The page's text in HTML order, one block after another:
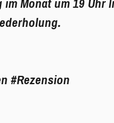
Monat um 19 Uhr
#Rezension